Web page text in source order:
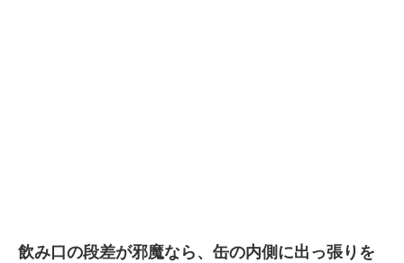
飲み口の段差が邪魔なら、缶の内側に出っ張りを